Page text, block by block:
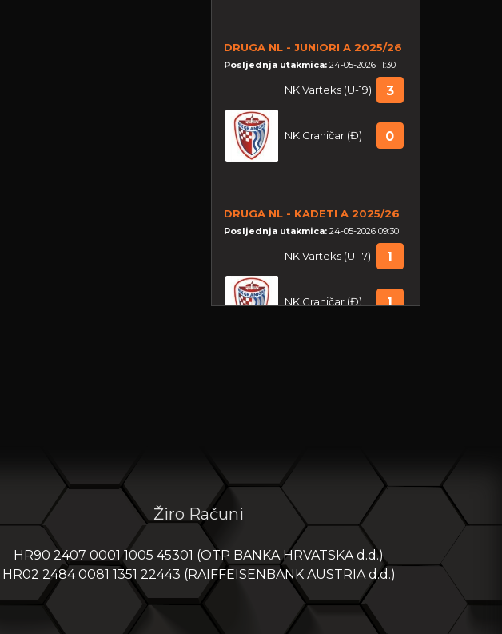
DRUGA NL - JUNIORI A 2025/26
Posljednja utakmica: 24-05-2026 11:30
NK Varteks (U-19) 3
NK Graničar (Đ) 0
DRUGA NL - KADETI A 2025/26
Posljednja utakmica: 24-05-2026 09:30
NK Varteks (U-17) 1
NK Graničar (Đ) 1
PRVA NL MLAĐI PIONIRI -
SREDIŠTE SJEVER 2025/26
Posljednja utakmica:
NK Koprivnica
NK Varteks (U-13)
Žiro Računi
HR90 2407 0001 1005 45301 (OTP BANKA HRVATSKA d.d.)
HR02 2484 0081 1351 22443 (RAIFFEISENBANK AUSTRIA d.d.)